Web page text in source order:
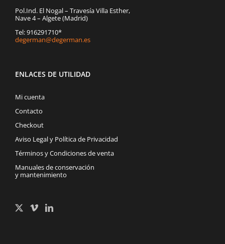
Pol.Ind. El Nogal – Travesía Villa Esther,
Nave 4 – Algete (Madrid)
Tel: 916291710*
degerman@degerman.es
ENLACES DE UTILIDAD
Mi cuenta
Contacto
Checkout
Aviso Legal y Política de Privacidad
Términos y Condiciones de venta
Manuales de conservación
y mantenimiento